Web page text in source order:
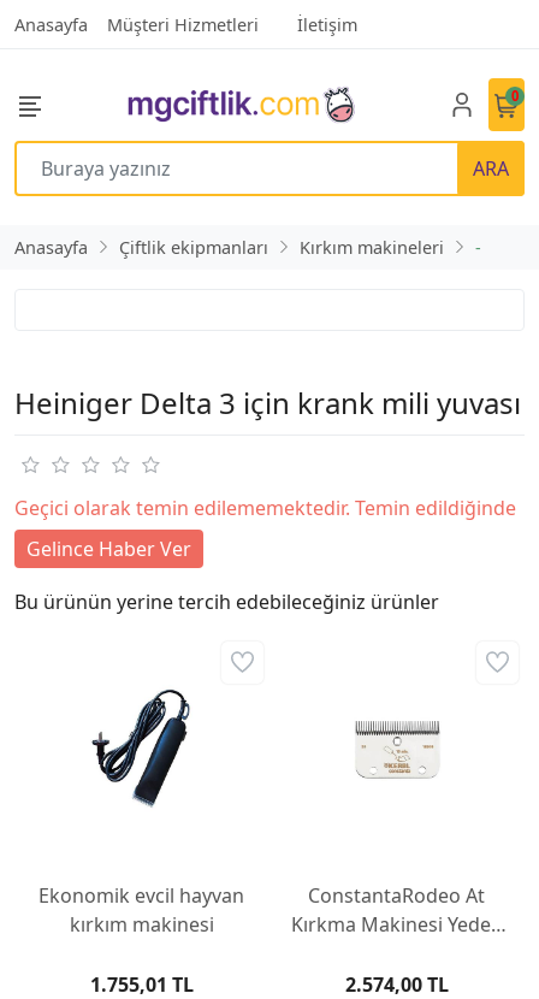
Anasayfa Müşteri Hizmetleri İletişim
ARA
0
Anasayfa Çiftlik ekipmanları Kırkım makineleri -
Heiniger Delta 3 için krank mili yuvası
Geçici olarak temin edilememektedir. Temin edildiğinde
Gelince Haber Ver
Bu ürünün yerine tercih edebileceğiniz ürünler
Ekonomik evcil hayvan
kırkım makinesi
1.755,01 TL
ConstantaRodeo At
Kırkma Makinesi Yedek
2.574,00 TL